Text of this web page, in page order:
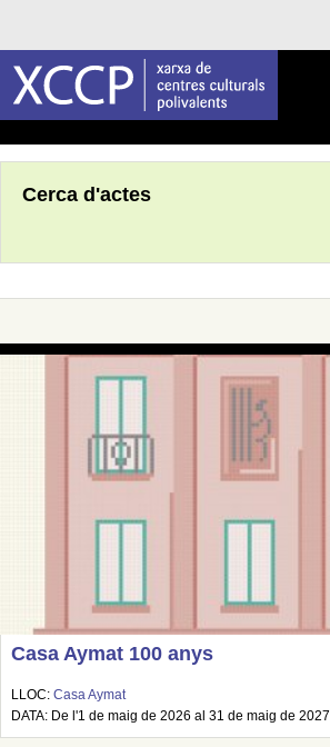
Cerca d'actes
Casa Aymat 100 anys
LLOC: Casa Aymat
DATA: De l'1 de maig de 2026 al 31 de maig de 2027